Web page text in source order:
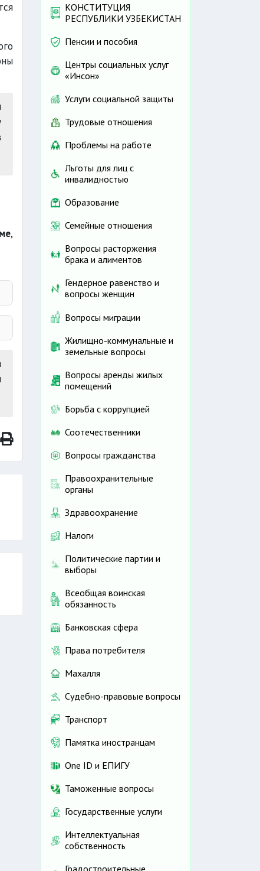
,
КОНСТИТУЦИЯ
РЕСПУБЛИКИ УЗБЕКИСТАН
Пенсии и пособия
Центры социальных услуг
«Инсон»
Услуги социальной защиты
Трудовые отношения
Проблемы на работе
Льготы для лиц с
инвалидностью
Образование
Семейные отношения
Вопросы расторжения
брака и алиментов
Гендерное равенство и
вопросы женщин
Вопросы миграции
Жилищно-коммунальные и
земельные вопросы
Вопросы аренды жилых
помещений
Борьба с коррупцией
Соотечественники
Вопросы гражданства
Правоохранительные
органы
Здравоохранение
Налоги
Политические партии и
выборы
Всеобщая воинская
обязанность
Банковская сфера
Права потребителя
Махалля
Судебно-правовые вопросы
Транспорт
Памятка иностранцам
One ID и ЕПИГУ
Таможенные вопросы
Государственные услуги
Интеллектуальная
собственность